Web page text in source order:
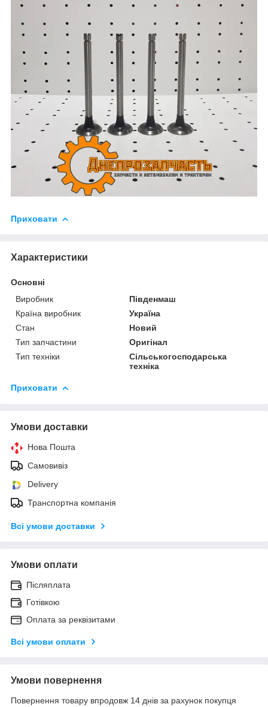
Приховати
Характеристики
Основні
Виробник
Південмаш
Країна виробник
Україна
Стан
Новий
Тип запчастини
Оригінал
Тип техніки
Сільськогосподарська
техніка
Приховати
Умови доставки
Нова Пошта
Самовивіз
Delivery
Транспортна компанія
Всі умови доставки
Умови оплати
Післяплата
Готівкою
Оплата за реквізитами
Всі умови оплати
Умови повернення
Повернення товару впродовж 14 днів за рахунок покупця